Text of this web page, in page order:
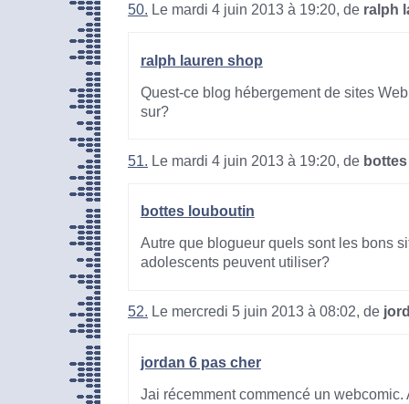
50. Le mardi 4 juin 2013 à 19:20, de ralph
ralph lauren shop
Quest-ce blog hébergement de sites
sur?
51. Le mardi 4 juin 2013 à 19:20, de
bottes louboutin
Autre que blogueur quels sont les bons
adolescents peuvent utiliser?
52. Le mercredi 5 juin 2013 à 08:02, de
jordan 6 pas cher
Jai récemment commencé un webcomic.